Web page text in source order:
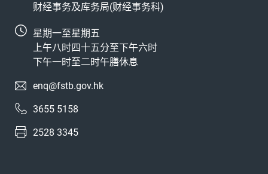
财经事务及库务局(财经事务科)
星期一至星期五
上午八时四十五分至下午六时
下午一时至二时午膳休息
enq@fstb.gov.hk
3655 5158
2528 3345